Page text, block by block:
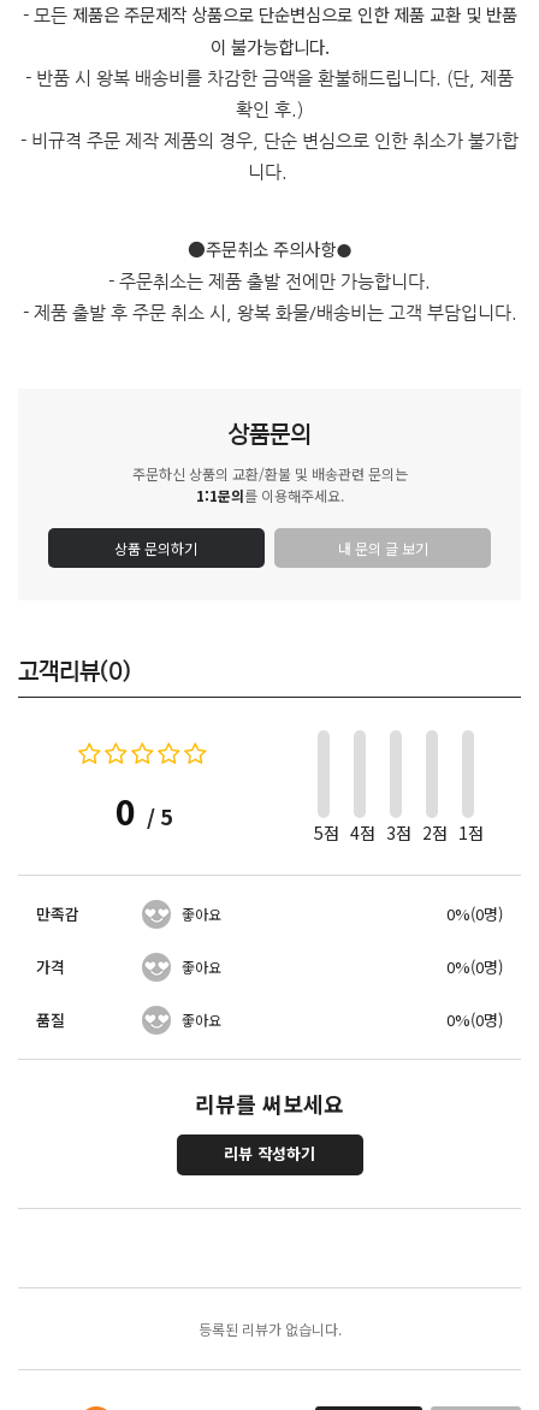
- 모든 제품은 주문제작 상품으로 단순변심으로 인한 제품 교환 및 반품
이 불가능합니다.
- 반품 시 왕복 배송비를 차감한 금액을 환불해드립니다. (단, 제품
확인 후.)
- 비규격 주문 제작 제품의 경우, 단순 변심으로 인한 취소가 불가합
니다.
●주문취소 주의사항●
- 주문취소는 제품 출발 전에만 가능합니다.
- 제품 출발 후 주문 취소 시, 왕복 화물/배송비는 고객 부담입니다.
상품문의
주문하신 상품의 교환/환불 및 배송관련 문의는
1:1문의를 이용해주세요.
상품 문의하기 내 문의 글 보기
고객리뷰(0)
0 / 5
5점 4점 3점 2점 1점
만족감 좋아요 0%(0명)
가격 좋아요 0%(0명)
품질 좋아요 0%(0명)
리뷰를 써보세요
리뷰 작성하기
등록된 리뷰가 없습니다.